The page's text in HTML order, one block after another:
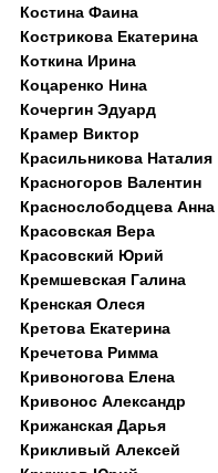
Костина Фаина
Кострикова Екатерина
Коткина Ирина
Коцаренко Нина
Кочергин Эдуард
Крамер Виктор
Красильникова Наталия
Красногоров Валентин
Краснослободцева Анна
Красовская Вера
Красовский Юрий
Кремшевская Галина
Кренская Олеся
Кретова Екатерина
Кречетова Римма
Кривоногова Елена
Кривонос Александр
Крижанская Дарья
Крикливый Алексей